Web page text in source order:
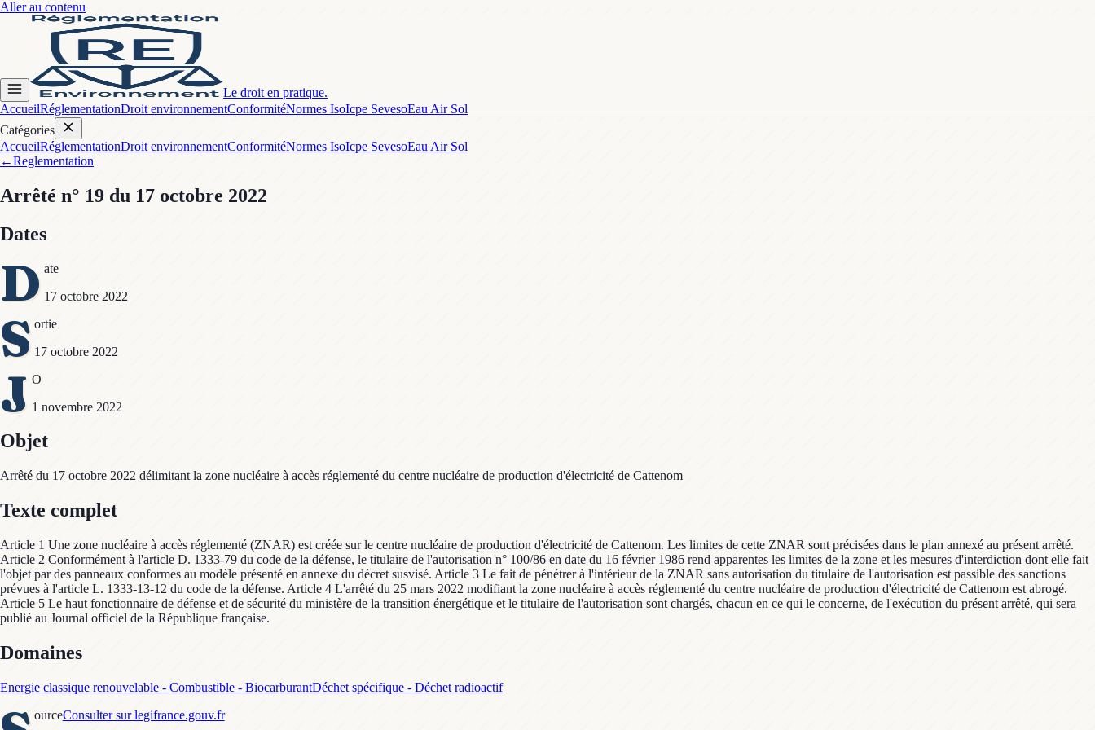
Aller au contenu
Le droit en pratique.
AccueilRéglementationDroit environnementConformitéNormes IsoIcpe SevesoEau Air Sol
Catégories
AccueilRéglementationDroit environnementConformitéNormes IsoIcpe SevesoEau Air Sol
←Reglementation
Arrêté n° 19 du 17 octobre 2022
Dates
D ate
17 octobre 2022
S ortie
17 octobre 2022
J O
1 novembre 2022
Objet
Arrêté du 17 octobre 2022 délimitant la zone nucléaire à accès réglementé du centre nucléaire de production d'électricité de Cattenom
Texte complet
Article 1 Une zone nucléaire à accès réglementé (ZNAR) est créée sur le centre nucléaire de production d'électricité de Cattenom. Les limites de cette ZNAR sont précisées dans le plan annexé au présent arrêté.
Article 2 Conformément à l'article D. 1333-79 du code de la défense, le titulaire de l'autorisation n° 100/86 en date du 16 février 1986 rend apparentes les limites de la zone et les mesures d'interdiction dont elle fait
l'objet par des panneaux conformes au modèle présenté en annexe du décret susvisé. Article 3 Le fait de pénétrer à l'intérieur de la ZNAR sans autorisation du titulaire de l'autorisation est passible des sanctions
prévues à l'article L. 1333-13-12 du code de la défense. Article 4 L'arrêté du 25 mars 2022 modifiant la zone nucléaire à accès réglementé du centre nucléaire de production d'électricité de Cattenom est abrogé.
Article 5 Le haut fonctionnaire de défense et de sécurité du ministère de la transition énergétique et le titulaire de l'autorisation sont chargés, chacun en ce qui le concerne, de l'exécution du présent arrêté, qui sera
publié au Journal officiel de la République française.
Domaines
Energie classique renouvelable - Combustible - BiocarburantDéchet spécifique - Déchet radioactif
ourceConsulter sur legifrance.gouv.fr